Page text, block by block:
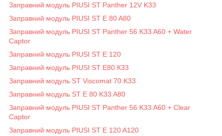
Заправний модуль PIUSI ST Panther 12V K33
Заправний модуль PIUSI ST E 80 A80
Заправний модуль PIUSI ST Panther 56 K33 A60 + Water
Captor
Заправний модуль PIUSI ST E 120
Заправний модуль PIUSI ST E80 К33
Заправний модуль ST Viscomat 70 K33
Заправний модуль ST E 80 K33 A80
Заправний модуль PIUSI ST Panther 56 K33 A60 + Clear
Captor
Заправний модуль PIUSI ST E 120 A120